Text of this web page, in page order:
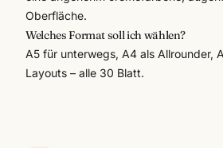
Oberfläche.
Welches Format soll ich wählen?
A5 für unterwegs, A4 als Allrounder,
Layouts – alle 30 Blatt.